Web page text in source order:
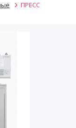
ПРЕСС